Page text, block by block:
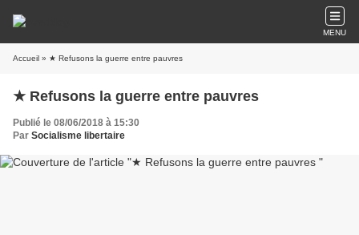
MENU
Accueil » ★ Refusons la guerre entre pauvres
★ Refusons la guerre entre pauvres
Publié le 08/06/2018 à 15:30
Par Socialisme libertaire